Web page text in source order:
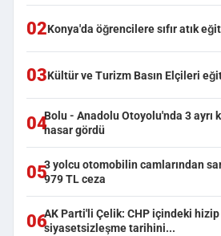
02Konya'da öğrencilere sıfır atık
03Kültür ve Turizm Basın Elçileri
04Bolu - Anadolu Otoyolu'nda 3 ayrı
hasar gördü
053 yolcu otomobilin camlarından
979 TL ceza
06AK Parti'li Çelik: CHP içindeki hizip
siyasetsizleşme tarihini...